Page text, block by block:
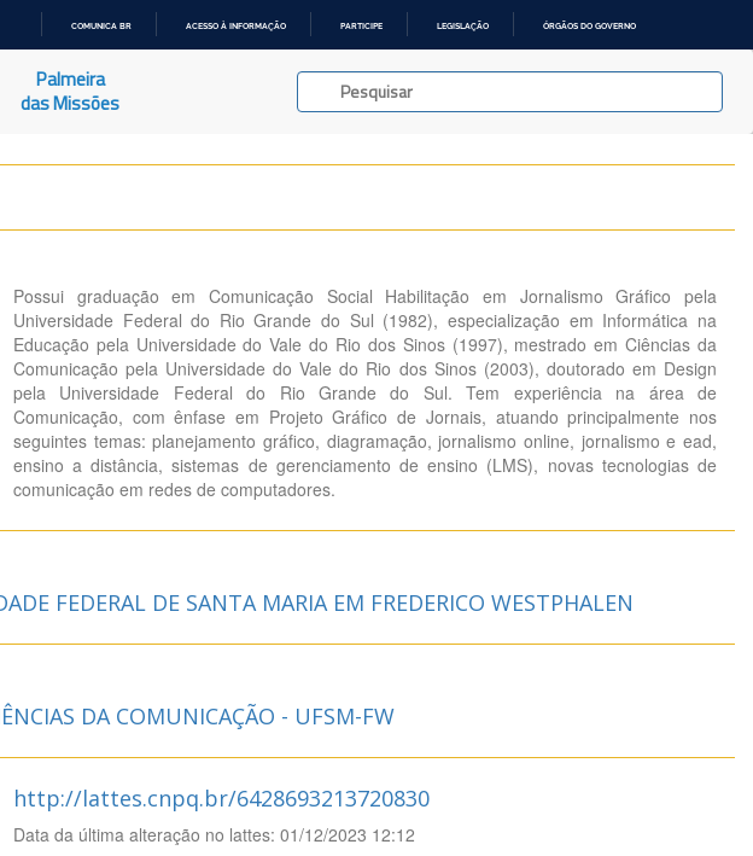
COMUNICA BR ACESSO À INFORMAÇÃO PARTICIPE LEGISLAÇÃO ÓRGÃOS DO GOVERNO
Palmeira
das Missões
Possui graduação em Comunicação Social Habilitação em Jornalismo Gráfico pela
Universidade Federal do Rio Grande do Sul (1982), especialização em Informática na
Educação pela Universidade do Vale do Rio dos Sinos (1997), mestrado em Ciências da
Comunicação pela Universidade do Vale do Rio dos Sinos (2003), doutorado em Design
pela Universidade Federal do Rio Grande do Sul. Tem experiência na área de
Comunicação, com ênfase em Projeto Gráfico de Jornais, atuando principalmente nos
seguintes temas: planejamento gráfico, diagramação, jornalismo online, jornalismo e ead,
ensino a distância, sistemas de gerenciamento de ensino (LMS), novas tecnologias de
comunicação em redes de computadores.
FEDERAL DE SANTA MARIA EM FREDERICO WESTPHALEN
DA COMUNICAÇÃO - UFSM-FW
http://lattes.cnpq.br/6428693213720830
Data da última alteração no lattes: 01/12/2023 12:12